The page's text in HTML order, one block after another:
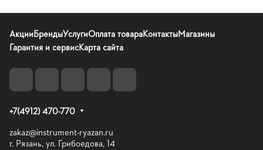
АкцииБрендыУслугиОплата товараКонтактыМагазины
Гарантия и сервисКарта сайта
+7(4912) 470-770
zakaz@instrument-ryazan.ru
г. Рязань, ул. Грибоедова, 14